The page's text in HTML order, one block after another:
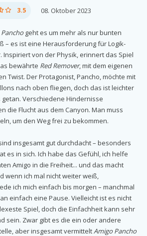
3.5 08. Oktober 2023
geht es um mehr als nur bunten
– es ist eine Herausforderung für Logik-
Inspiriert von der Physik, erinnert das Spiel
bewährte Red Remover, mit dem eigenen
Twist. Der Protagonist, Pancho, möchte mit
nach oben fliegen, doch das ist leichter
getan. Verschiedene Hindernisse
die Flucht aus dem Canyon. Man muss
um den Weg frei zu bekommen.
insgesamt gut durchdacht – besonders
es in sich. Ich habe das Gefühl, ich helfe
Amigo in die Freiheit... und das macht
wenn ich mal nicht weiter weiß,
ich mich einfach bis morgen – manchmal
einfach eine Pause. Vielleicht ist es nicht
Spiel, doch die Einfachheit kann sehr
sein. Zwar gibt es die ein oder andere
aber insgesamt vermitteltAmigo Pancho